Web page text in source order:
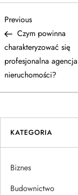
N
a
w
i
g
a
c
Previous
Post
Previous
Czym powinna
charakteryzować się
profesjonalna agencja
nieruchomości?
KATEGORIA
Biznes
Budownictwo